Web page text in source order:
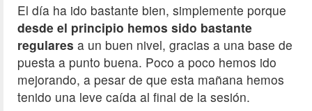
El día ha ido bastante bien, simplemente porque
desde el principio hemos sido bastante
regulares a un buen nivel, gracias a una base de
puesta a punto buena. Poco a poco hemos ido
mejorando, a pesar de que esta mañana hemos
tenido una leve caída al final de la sesión.